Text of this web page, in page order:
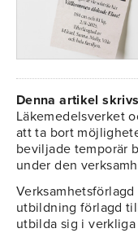
Denna artikel skrivs
Läkemedelsverket
att ta bort
beviljade temporär
under den
utbildning förlagd
utbilda sig i